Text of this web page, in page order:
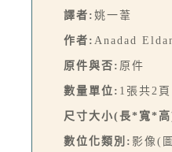
譯者: 姚一葦
作者: Anadad
原件與否: 原件
數量單位: 1張共2頁
尺寸大小(長*寬*
數位化類別: 影像(